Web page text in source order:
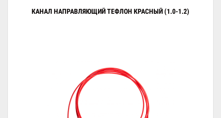
КАНАЛ НАПРАВЛЯЮЩИЙ ТЕФЛОН КРАСНЫЙ (1.0-1.2)